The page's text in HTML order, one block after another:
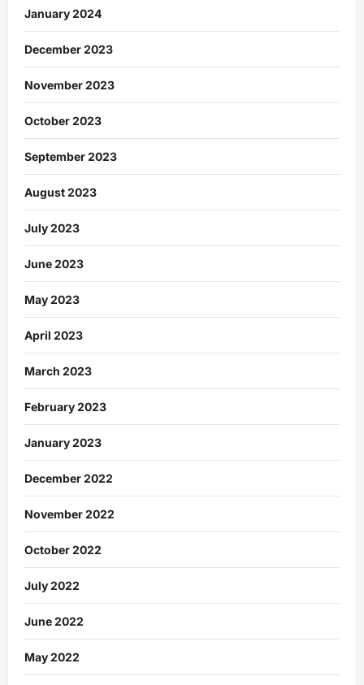
January 2024
December 2023
November 2023
October 2023
September 2023
August 2023
July 2023
June 2023
May 2023
April 2023
March 2023
February 2023
January 2023
December 2022
November 2022
October 2022
July 2022
June 2022
May 2022